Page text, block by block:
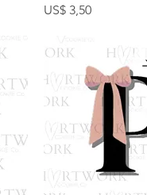
Preço
US$ 3,50